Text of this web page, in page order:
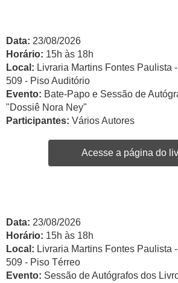
Data: 23/08/2026
Horário: 15h às 18h
Local: Livraria Martins Fontes Paulista
509 - Piso Auditório
Evento: Bate-Papo e Sessão de
"Dossiê Nora Ney"
Participantes: Vários Autores
Acesse a página do
Data: 23/08/2026
Horário: 15h às 18h
Local: Livraria Martins Fontes Paulista
509 - Piso Térreo
Evento: Sessão de Autógrafos dos